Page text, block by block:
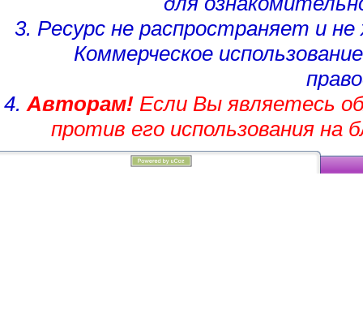
3. Ресурс не распространяет и
Коммерческое
4. Авторам!Если Вы являетесь
против его использования на